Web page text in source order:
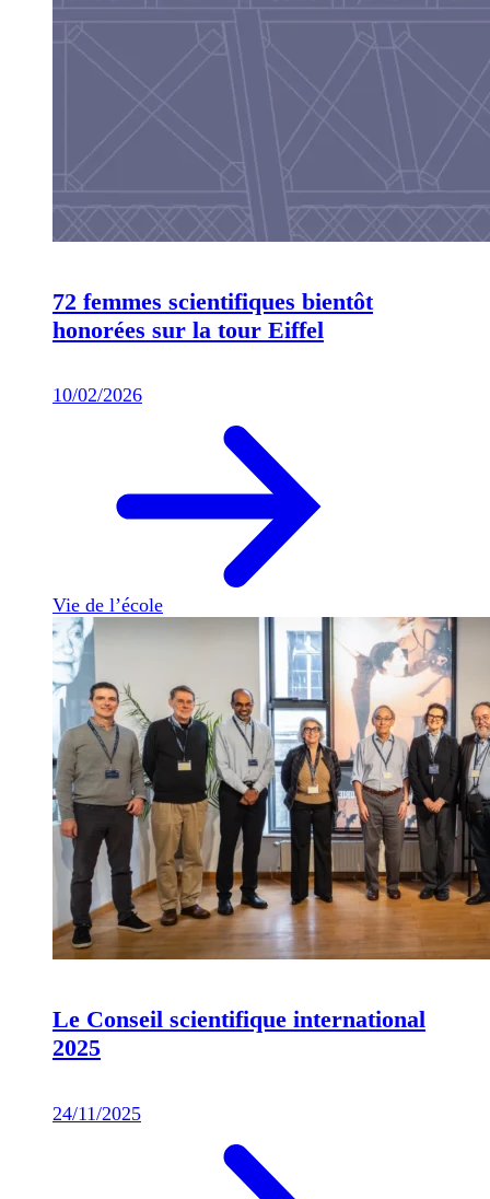
72 femmes scientifiques bientôt
honorées sur la tour Eiffel
10/02/2026
Vie de l’école
Le Conseil scientifique international
2025
24/11/2025